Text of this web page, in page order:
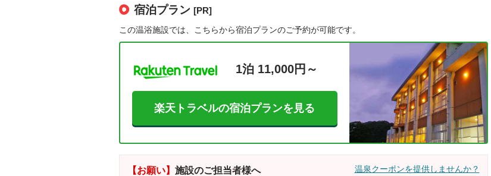
宿泊プラン [PR]
この温浴施設では、こちらから宿泊プランのご予約が可能です。
1泊 11,000円～
楽天トラベルの宿泊プランを見る
【お願い】 施設のご担当者様へ 温泉クーポンを提供しませんか？